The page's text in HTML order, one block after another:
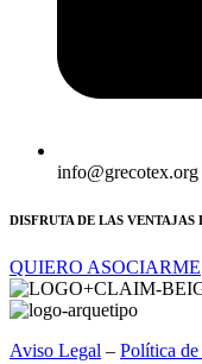
info@grecotex.org
DISFRUTA DE LAS VENTAJAS
QUIERO ASOCIARME
Aviso Legal – Política